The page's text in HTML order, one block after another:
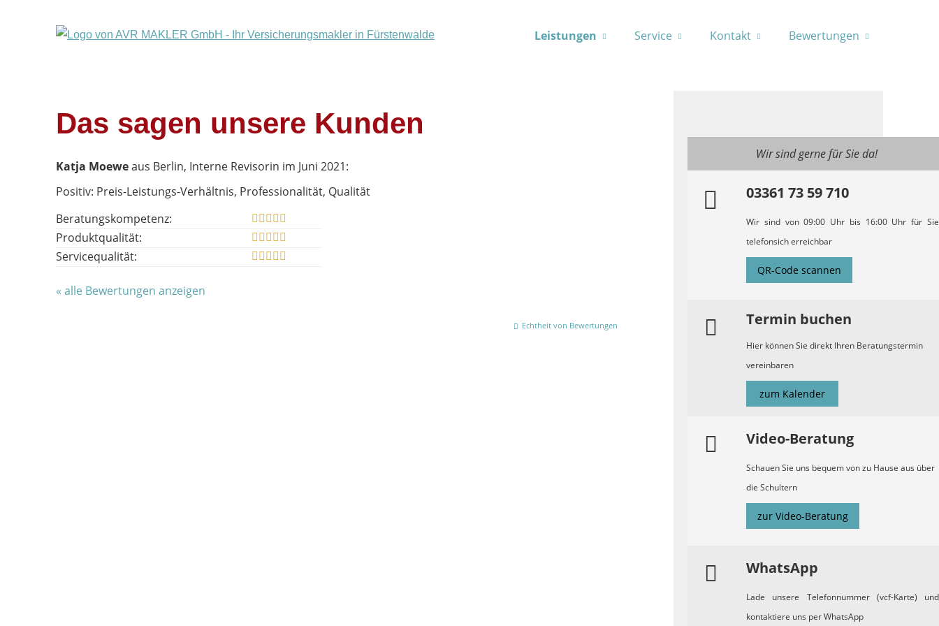
Leistungen Service Kontakt Bewertungen
Wir sind gerne für Sie da!
03361 73 59 710
Wir sind von 09:00 Uhr bis 16:00 Uhr für Sie
telefonsich erreichbar
QR-Code scannen
Termin buchen
Hier können Sie direkt Ihren Beratungstermin
vereinbaren
zum Kalender
Video-Beratung
Schauen Sie uns bequem von zu Hause aus über
die Schultern
zur Video-Beratung
WhatsApp
Lade unsere Telefonnummer (vcf-Karte) und
kontaktiere uns per WhatsApp
Das sagen unsere Kunden
Katja Moeweaus Berlin, Interne Revisorin im Juni 2021:
Positiv: Preis-Leistungs-Verhältnis, Professionalität, Qualität
Beratungskompetenz:
Produktqualität:
Servicequalität:
« alle Bewertungen anzeigen
Echtheit von Bewertungen